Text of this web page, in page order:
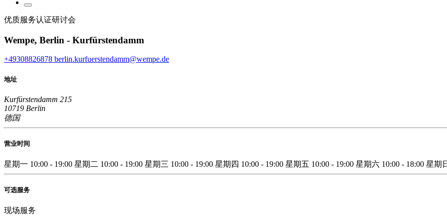
优质服务认证研讨会
Wempe, Berlin - Kurfürstendamm
+49308826878 berlin.kurfuerstendamm@wempe.de
地址
Kurfürstendamm 215
10719 Berlin
德国
营业时间
星期一 10:00 - 19:00 星期二 10:00 - 19:00 星期三 10:00 - 19:00 星期四 10:00 - 19:00 星期五 10:00 - 19:00 星期六 10:00 - 18:00 星期
可选服务
现场服务